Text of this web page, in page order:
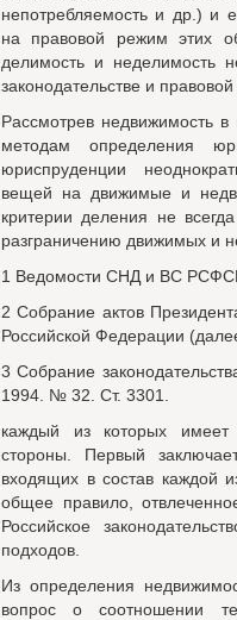
непотребляемость и др.) и
на правовой режим этих
делимость и неделимость
законодательстве и
Рассмотрев недвижимость
методам определения
юриспруденции
вещей на движимые и
критерии деления не
разграничению движимых и
1 Ведомости СНД и ВС
2 Собрание актов
Российской Федерации
3 Собрание
1994. № 32. Ст. 3301.
каждый из которых имеет
стороны. Первый
входящих в состав каждой
общее правило,
Российское
подходов.
Из определения
вопрос о соотношении